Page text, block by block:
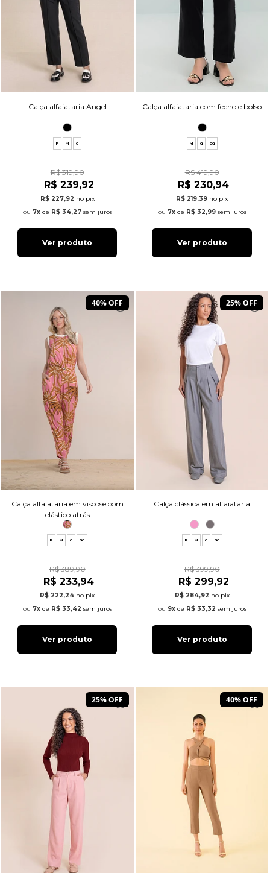
Calça alfaiataria Angel
P M G
R$ 319,90
R$ 239,92
R$ 227,92 no pix
7xde R$ 34,27sem juros
Ver produto
Calça alfaiataria com fecho e bolso
M G GG
R$ 419,90
R$ 230,94
R$ 219,39 no pix
7xde R$ 32,99sem juros
Ver produto
40% OFF
Calça alfaiataria em viscose com
elástico atrás
P M G GG
R$ 389,90
R$ 233,94
R$ 222,24 no pix
7xde R$ 33,42 sem juros
Ver produto
25% OFF
Calça clássica em alfaiataria
P M G GG
R$ 399,90
R$ 299,92
R$ 284,92 no pix
9xde R$ 33,32 sem juros
Ver produto
25% OFF 40% OFF